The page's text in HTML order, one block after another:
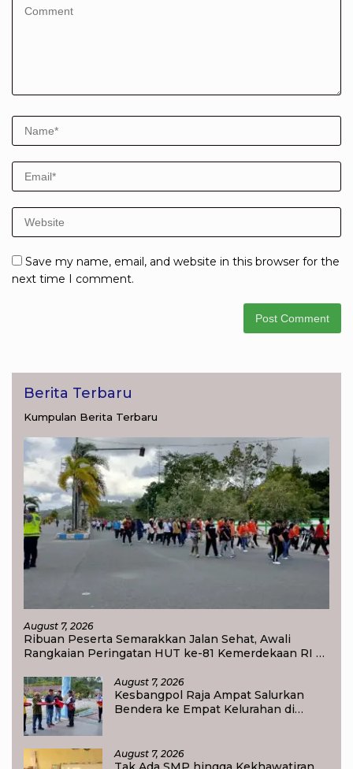
Save my name, email, and website in this browser for the
next time I comment.
Berita Terbaru
Kumpulan Berita Terbaru
August 7, 2026
Ribuan Peserta Semarakkan Jalan Sehat, Awali
Rangkaian Peringatan HUT ke-81 Kemerdekaan RI di
August 7, 2026
Kesbangpol Raja Ampat Salurkan
Bendera ke Empat Kelurahan di
August 7, 2026